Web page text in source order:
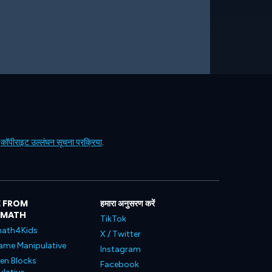
कॉपीराइट उल्लंघन सूचना प्रक्रिया.
FROM
Manipulative
Blocks
हमारा अनुसरण करें
TikTok
X / Twitter
Instagram
Facebook